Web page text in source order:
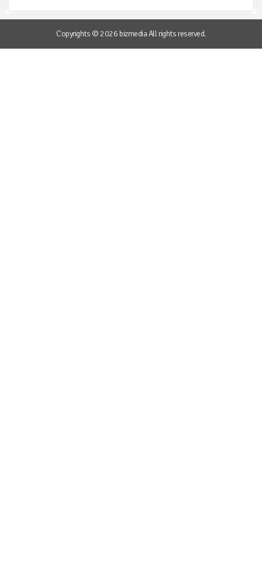
Copyrights © 2026 bizmedia All rights reserved.